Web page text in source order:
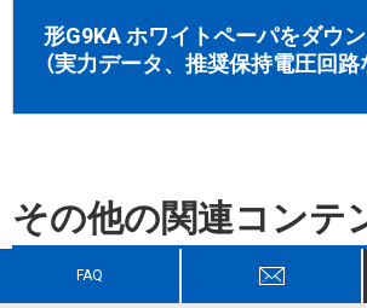
形G9KA ホワイトペーパをダウ
（実力データ、推奨保持電圧回路
その他の関連コンテ
FAQ